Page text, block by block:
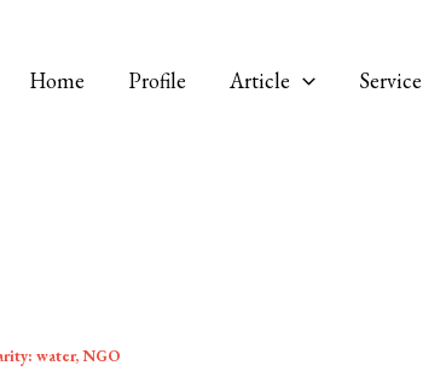
Home Profile Article Service
water,NGO